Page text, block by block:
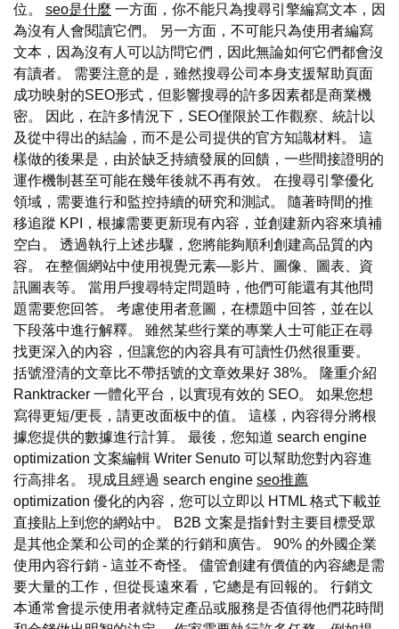
位。 seo是什麼 一方面，你不能只為搜尋引擎編寫文本，因
為沒有人會閱讀它們。 另一方面，不可能只為使用者編寫
文本，因為沒有人可以訪問它們，因此無論如何它們都會沒
有讀者。 需要注意的是，雖然搜尋公司本身支援幫助頁面
成功映射的SEO形式，但影響搜尋的許多因素都是商業機
密。 因此，在許多情況下，SEO僅限於工作觀察、統計以
及從中得出的結論，而不是公司提供的官方知識材料。 這
樣做的後果是，由於缺乏持續發展的回饋，一些間接證明的
運作機制甚至可能在幾年後就不再有效。 在搜尋引擎優化
領域，需要進行和監控持續的研究和測試。 隨著時間的推
移追蹤 KPI，根據需要更新現有內容，並創建新內容來填補
空白。 透過執行上述步驟，您將能夠順利創建高品質的內
容。 在整個網站中使用視覺元素—影片、圖像、圖表、資
訊圖表等。 當用戶搜尋特定問題時，他們可能還有其他問
題需要您回答。 考慮使用者意圖，在標題中回答，並在以
下段落中進行解釋。 雖然某些行業的專業人士可能正在尋
找更深入的內容，但讓您的內容具有可讀性仍然很重要。
括號澄清的文章比不帶括號的文章效果好 38%。 隆重介紹
Ranktracker 一體化平台，以實現有效的 SEO。 如果您想
寫得更短/更長，請更改面板中的值。 這樣，內容得分將根
據您提供的數據進行計算。 最後，您知道 search engine
optimization 文案編輯 Writer Senuto 可以幫助您對內容進
行高排名。 現成且經過 search engine seo推薦
optimization 優化的內容，您可以立即以 HTML 格式下載並
直接貼上到您的網站中。 B2B 文案是指針對主要目標受眾
是其他企業和公司的企業的行銷和廣告。 90% 的外國企業
使用內容行銷 - 這並不奇怪。 儘管創建有價值的內容總是需
要大量的工作，但從長遠來看，它總是有回報的。 行銷文
本通常會提示使用者就特定產品或服務是否值得他們花時間